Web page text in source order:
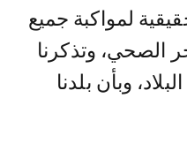
لمواكبة جميع
الصحي، وتذكرنا
وبأن بلدنا